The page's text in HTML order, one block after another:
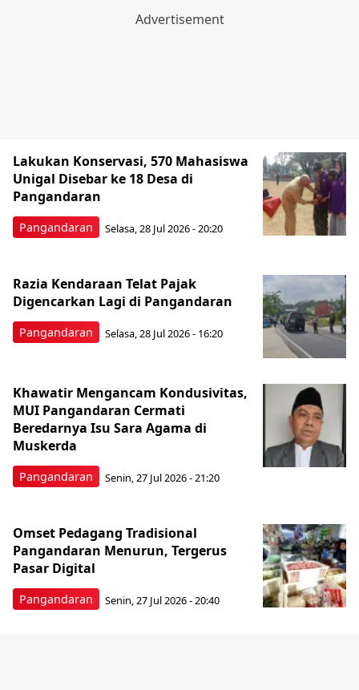
Pangandaran
Lakukan Konservasi, 570 Mahasiswa
Unigal Disebar ke 18 Desa di
Pangandaran
Selasa, 28 Jul 2026 - 20:20
Pangandaran
Razia Kendaraan Telat Pajak
Digencarkan Lagi di Pangandaran
Selasa, 28 Jul 2026 - 16:20
Pangandaran
Khawatir Mengancam Kondusivitas,
MUI Pangandaran Cermati
Beredarnya Isu Sara Agama di
Muskerda
Senin, 27 Jul 2026 - 21:20
Pangandaran
Omset Pedagang Tradisional
Pangandaran Menurun, Tergerus
Pasar Digital
Senin, 27 Jul 2026 - 20:40